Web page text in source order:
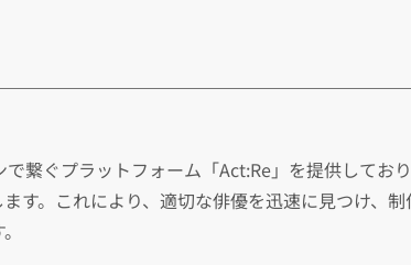
繋ぐプラットフォーム「Act:Re」を提供してお
す。これにより、適切な俳優を迅速に見つけ、制